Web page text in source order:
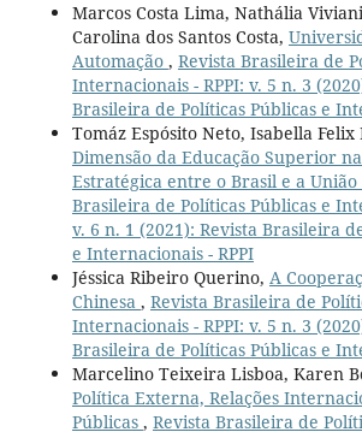
Marcos Costa Lima, Nathália
Carolina dos Santos Costa,
Automação , Revista Brasileira de
Internacionais - RPPI: v. 5 n. 3
Brasileira de Políticas Públicas e
Tomáz Espósito Neto, Isabella Felix
Dimensão da Educação Superior
Estratégica entre o Brasil e a
Brasileira de Políticas Públicas e
v. 6 n. 1 (2021): Revista Brasileira
e Internacionais - RPPI
Jéssica Ribeiro Querino, A
Chinesa , Revista Brasileira de
Internacionais - RPPI: v. 5 n. 3
Brasileira de Políticas Públicas e
Marcelino Teixeira Lisboa, Karen
Política Externa, Relações
Públicas , Revista Brasileira de